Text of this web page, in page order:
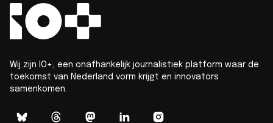
Wij zijn IO+, een onafhankelijk journalistiek platform waar de
toekomst van Nederland vorm krijgt en innovators
samenkomen.